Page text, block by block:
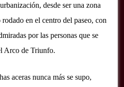
desde ser una zona
en el centro del paseo, con
por las personas que se
Arco de Triunfo.
aceras nunca más se supo,